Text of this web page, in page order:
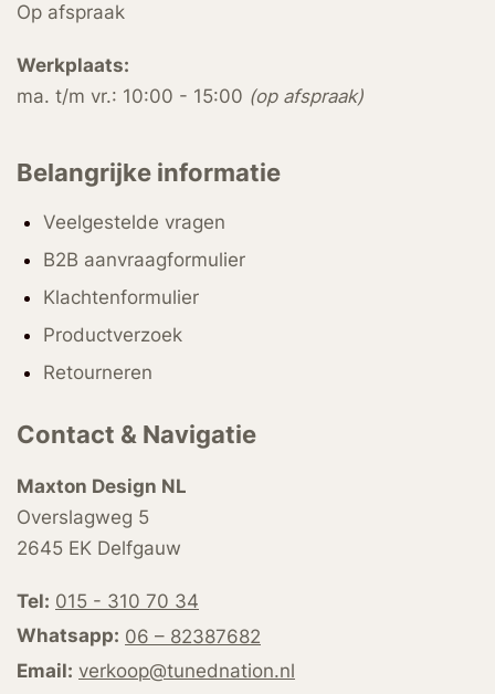
Op afspraak
Werkplaats:
ma. t/m vr.: 10:00 - 15:00 (op afspraak)
Belangrijke informatie
Veelgestelde vragen
B2B aanvraagformulier
Klachtenformulier
Productverzoek
Retourneren
Contact & Navigatie
Maxton Design NL
Overslagweg 5
2645 EK Delfgauw
Tel: 015 - 310 70 34
Whatsapp: 06 – 82387682
Email: verkoop@tunednation.nl